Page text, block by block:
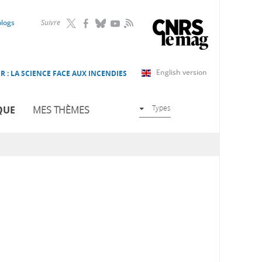
Suivre RSS
English version
: LA SCIENCE FACE AUX INCENDIES
MES THÈMES Types